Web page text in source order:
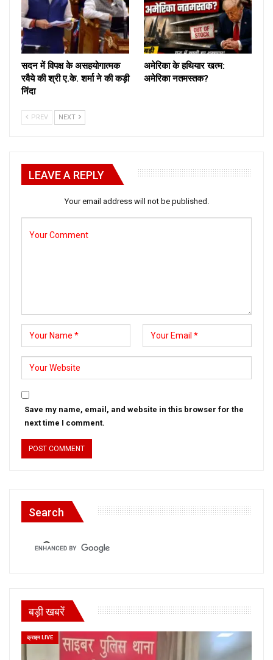
सदन में विपक्ष के असहयोगात्मक
रवैये की श्री ए.के. शर्मा ने की कड़ी
निंदा
अमेरिका के हथियार खत्म:
अमेरिका नतमस्तक?
PREV NEXT
LEAVE A REPLY
Your email address will not be published.
Save my name, email, and website in this browser for the
next time I comment.
Search
बड़ी खबरें
क्राइम LIVE